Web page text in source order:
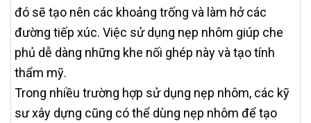
đó sẽ tạo nên các khoảng trống và làm hở các
đường tiếp xúc. Việc sử dụng nẹp nhôm giúp che
phủ dễ dàng những khe nối ghép này và tạo tính
thẩm mỹ.
Trong nhiều trường hợp sử dụng nẹp nhôm, các kỹ
sư xây dựng cũng có thể dùng nẹp nhôm để tạo